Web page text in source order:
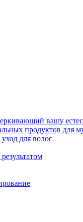
вашу
продуктов для
для волос